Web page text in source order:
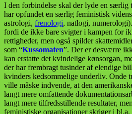
I den forbindelse skal der lyde en
har opfundet en særlig feministisk
astrologi, frenologi, natlogi,
fordi de ikke bare svigter i kampen for
rettigheder, men også spilder
som “Kussomaten”. Der er desværre
kan erstatte det kvindelige kønsorgan,
der har frembragt tusinder af elendige
kvinders kedsommelige underliv. Onde
ville måske indvende, at den
langt mere omfattende
langt mere tilfredsstillende resultater,
feministiske organisationer skriger i